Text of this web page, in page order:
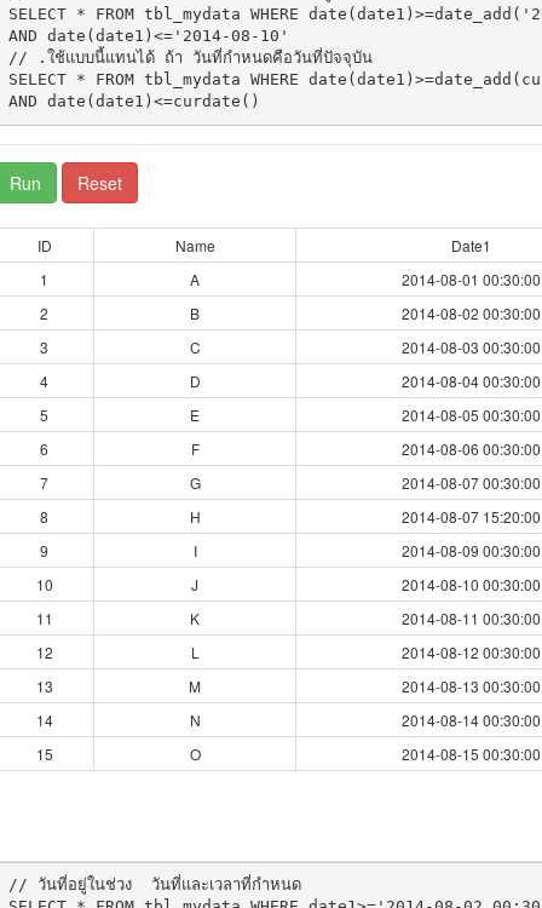
SELECT * FROM tbl_mydata WHERE
AND date(date1)<='2014-08-10'
// .ใช้แบบนี้แทนได้ ถ้า วันที่กำหนดคือวันที่ปัจจุบัน
SELECT * FROM tbl_mydata WHERE
Run Reset
ID Name
Date1
1
A
2014-08-01 00:30:00
2
B
2014-08-02 00:30:00
3
C
2014-08-03 00:30:00
4
D
2014-08-04 00:30:00
5
E
2014-08-05 00:30:00
6
F
2014-08-06 00:30:00
7
G
2014-08-07 00:30:00
8
H
2014-08-07 15:20:00
9
I
2014-08-09 00:30:00
10
J
2014-08-10 00:30:00
11
K
2014-08-11 00:30:00
12
L
2014-08-12 00:30:00
13
M
2014-08-13 00:30:00
14
N
2014-08-14 00:30:00
15
O 2014-08-15 00:30:00
// วันที่อยู่ในช่วง  วันที่และเวลาที่กำหนด